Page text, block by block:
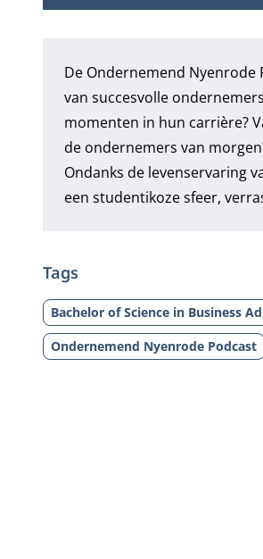
De Ondernemend
van succesvolle
momenten in hun carrière?
de ondernemers van
Ondanks de levenservaring
een studentikoze sfeer,
Tags
Bachelor of Science in Business
Ondernemend Nyenrode Podcast